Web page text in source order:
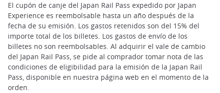
El cupón de canje del Japan Rail Pass expedido por Japan
Experience es reembolsable hasta un año después de la
fecha de su emisión. Los gastos retenidos son del 15% del
importe total de los billetes. Los gastos de envío de los
billetes no son reembolsables. Al adquirir el vale de cambio
del Japan Rail Pass, se pide al comprador tomar nota de las
condiciones de eligibilidad para la emisión de la Japan Rail
Pass, disponible en nuestra página web en el momento de la
orden.